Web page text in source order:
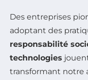
Des entreprises
adoptant des
responsabilité
technologies
transformant notre